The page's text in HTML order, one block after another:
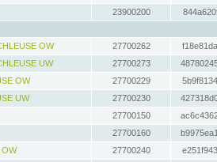
23900200
OW
27700262
UW
27700273
OW
27700229
UW
27700230
27700150
27700160
OW
27700240